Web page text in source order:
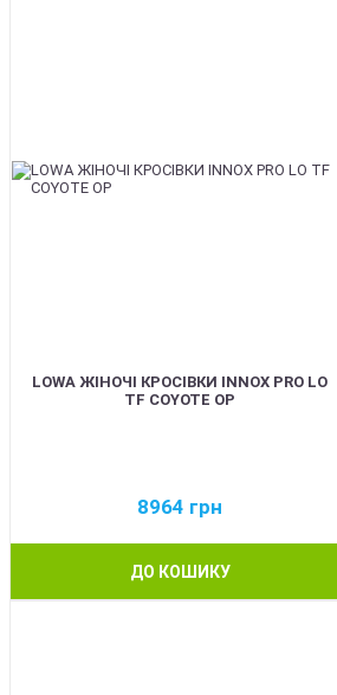
LOWA ЖІНОЧІ КРОСІВКИ INNOX PRO LO
TF COYOTE OP
8964 грн
ДО КОШИКУ